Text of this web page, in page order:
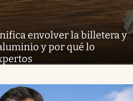
envolver la billetera y
y por qué lo